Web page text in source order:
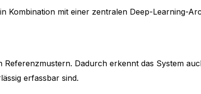
Kombination mit einer zentralen Deep-Learning-
Dadurch erkennt das System
erfassbar sind.